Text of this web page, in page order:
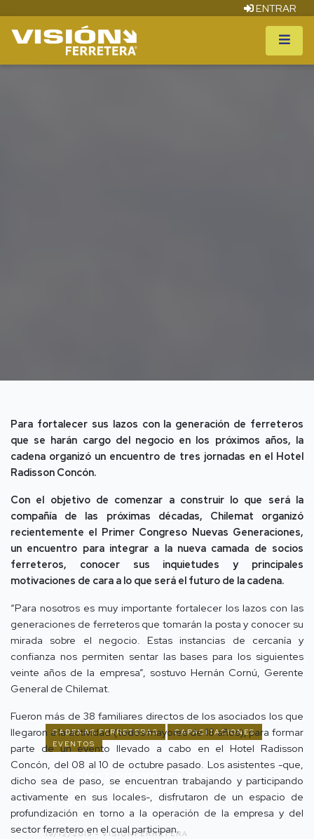
ENTRAR
CADENAS FERRETERAS
CAPACITACIONES
EVENTOS
CHILEMAT PROYECTA SU
FUTURO EN EL PRIMER
CONGRESO NUEVAS
GENERACIONES
19/12/2019 -VISIÓNFERRETERA
Para fortalecer sus lazos con la generación de ferreteros
que se harán cargo del negocio en los próximos años, la
cadena organizó un encuentro de tres jornadas en el Hotel
Radisson Concón.
Con el objetivo de comenzar a construir lo que será la
compañía de las próximas décadas, Chilemat organizó
recientemente el Primer Congreso Nuevas Generaciones,
un encuentro para integrar a la nueva camada de socios
ferreteros, conocer sus inquietudes y principales
motivaciones de cara a lo que será el futuro de la cadena.
“Para nosotros es muy importante fortalecer los lazos con las
generaciones de ferreteros que tomarán la posta y conocer su
mirada sobre el negocio. Estas instancias de cercanía y
confianza nos permiten sentar las bases para los siguientes
veinte años de la empresa”, sostuvo Hernán Cornú, Gerente
General de Chilemat.
Fueron más de 38 familiares directos de los asociados los que
llegaron a la actividad (todos mayores de 18 años), para formar
parte de un evento llevado a cabo en el Hotel Radisson
Concón, del 08 al 10 de octubre pasado. Los asistentes -que,
dicho sea de paso, se encuentran trabajando y participando
activamente en sus locales-, disfrutaron de un espacio de
profundización en torno a la operación de la empresa y del
sector ferretero en el cual participan.